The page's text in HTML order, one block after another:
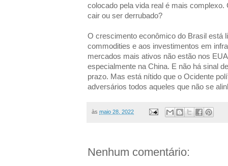
colocado pela vida real é mais
cair ou ser derrubado?
O crescimento econômico do Brasil está
commodities e aos investimentos em
mercados mais ativos não estão nos
especialmente na China. E não há sinal
prazo. Mas está nítido que o Ocidente
adversários todos aqueles que não se
às maio 28, 2022
Nenhum comentário: